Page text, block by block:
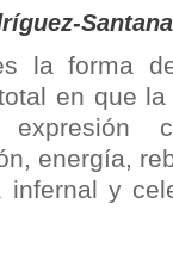
Santana
la forma
en que
energía,
infernal y